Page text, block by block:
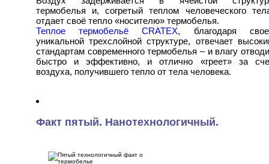
термобелья и, согретый теплом человеческого
отдает своё тепло «носителю» термобелья.
Теплое термобельё CRATEX, благодаря
уникальной трехслойной структуре, отвечает
стандартам современного термобелья – и влагу
быстро и эффективно, и отлично «греет» за
воздуха, получившего тепло от тела человека.
Факт пятый. Нанотехнологичный.